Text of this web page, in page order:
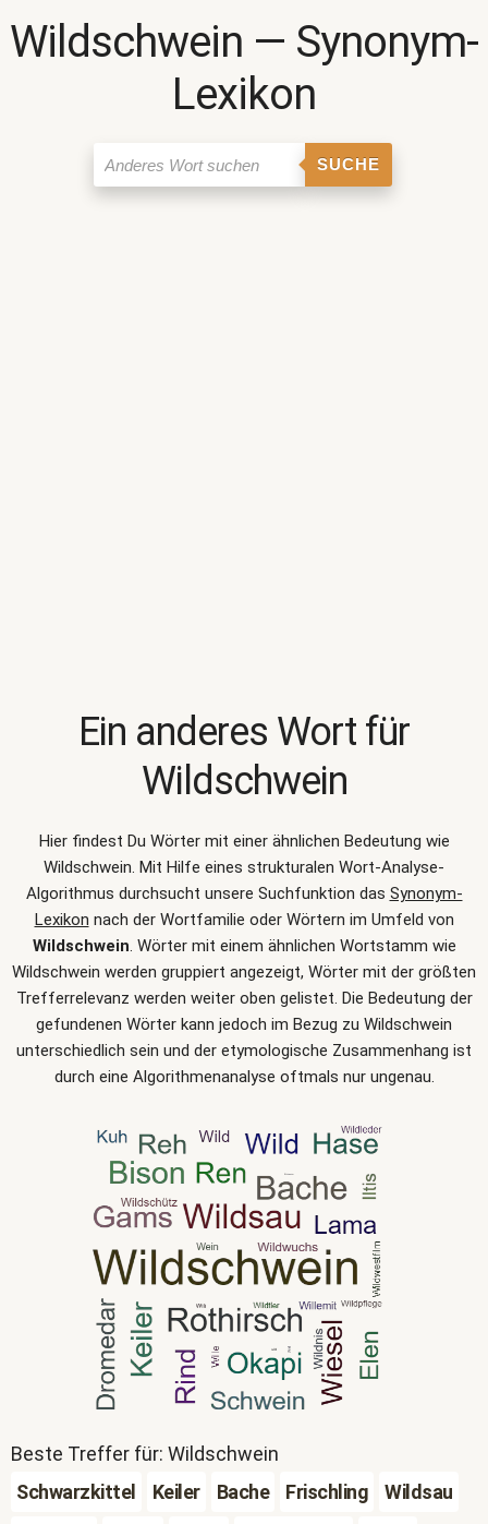
Wildschwein ― Synonym-
Lexikon
SUCHE
Ein anderes Wort für
Wildschwein
Hier findest Du Wörter mit einer ähnlichen Bedeutung wie
Wildschwein. Mit Hilfe eines strukturalen Wort-Analyse-
Algorithmus durchsucht unsere Suchfunktion das Synonym-
Lexikon nach der Wortfamilie oder Wörtern im Umfeld von
Wildschwein. Wörter mit einem ähnlichen Wortstamm wie
Wildschwein werden gruppiert angezeigt, Wörter mit der größten
Trefferrelevanz werden weiter oben gelistet. Die Bedeutung der
gefundenen Wörter kann jedoch im Bezug zu Wildschwein
unterschiedlich sein und der etymologische Zusammenhang ist
durch eine Algorithmenanalyse oftmals nur ungenau.
Beste Treffer für: Wildschwein
Schwarzkittel
Keiler Bache Frischling
Wildsau